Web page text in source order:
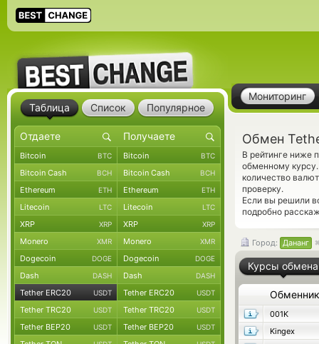
Мониторинг
Обмен
В рейтинге ниже
обменному
количество
проверку.
Если вы решили
подробно
Город: Дананг
Курсы обмена
Обменник
001K
Kingex
Таблица Список Популярное
Bitcoin BTC Bitcoin BTC
Bitcoin Cash BCH Bitcoin Cash BCH
Ethereum ETH Ethereum ETH
Litecoin LTC Litecoin LTC
XRP XRP XRP XRP
Monero XMR Monero XMR
Dogecoin DOGE Dogecoin DOGE
Dash DASH Dash DASH
Tether ERC20 USDT Tether ERC20 USDT
Tether TRC20 USDT Tether TRC20 USDT
Tether BEP20 USDT Tether BEP20 USDT